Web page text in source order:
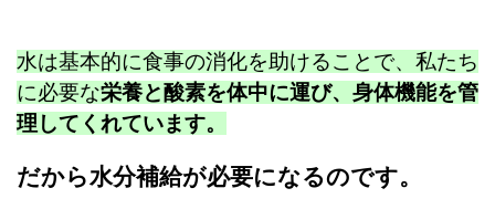
水は基本的に食事の消化を助けることで、私たち
に必要な栄養と酸素を体中に運び、身体機能を管
理してくれています。
だから水分補給が必要になるのです。